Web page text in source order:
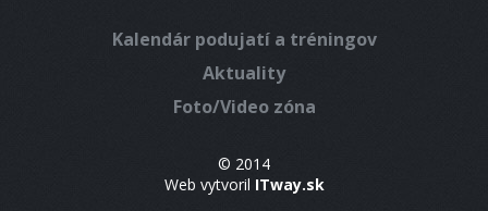
Kalendár podujatí a tréningov
Aktuality
Foto/Video zóna
© 2014
Web vytvoril ITway.sk